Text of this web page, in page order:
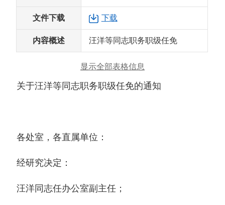
文件下载 下载
内容概述 汪洋等同志职务职级任免
显示全部表格信息
关于汪洋等同志职务职级任免的通知
各处室，各直属单位：
经研究决定：
汪洋同志任办公室副主任；